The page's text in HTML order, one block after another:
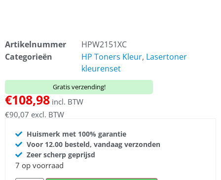
Artikelnummer
HPW2151XC
Categorieën
HP Toners Kleur, Lasertoner
kleurenset
Gratis verzending!
€108,98 incl. BTW
€90,07 excl. BTW
Huismerk met 100% garantie
Voor 12.00 besteld, vandaag verzonden
Zeer scherp geprijsd
7 op voorraad